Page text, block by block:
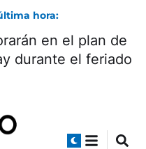
hora:
en el plan de
durante el feriado